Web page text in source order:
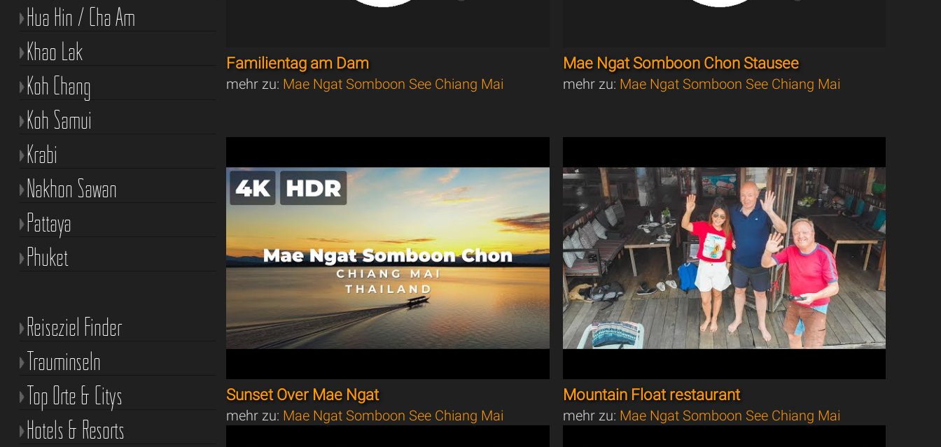
Familientag am Dam
mehr zu: Mae Ngat Somboon See Chiang Mai
Mae Ngat Somboon Chon Stausee
mehr zu: Mae Ngat Somboon See Chiang Mai
Sunset Over Mae Ngat
mehr zu: Mae Ngat Somboon See Chiang Mai
Mountain Float restaurant
mehr zu: Mae Ngat Somboon See Chiang Mai
Hua Hin / Cha Am
Khao Lak
Koh Chang
Koh Samui
Krabi
Nakhon Sawan
Pattaya
Phuket
Reiseziel Finder
Trauminseln
Top Orte & Citys
Hotels & Resorts